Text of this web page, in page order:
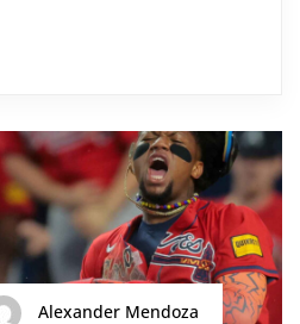
Alexander Mendoza